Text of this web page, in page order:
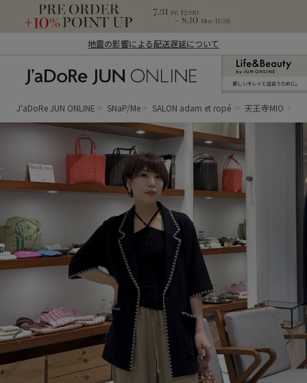
地震の影響による配送遅延について
ン オンライン）
新しいキレイと出合うために。
J'aDoRe JUN ONLINE SNaP/Me SALON adam et ropé 天王寺MIO